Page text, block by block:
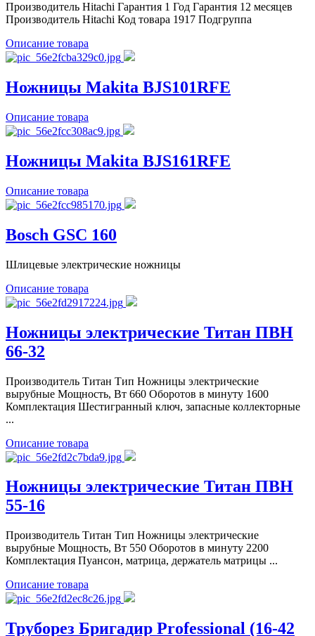
Производитель Hitachi Гарантия 1 Год Гарантия 12 месяцев
Производитель Hitachi Код товара 1917 Подгруппа
Описание товара
Ножницы Makita BJS101RFE
Описание товара
Ножницы Makita BJS161RFE
Описание товара
Bosch GSC 160
Шлицевые электрические ножницы
Описание товара
Ножницы электрические Титан ПВН
66-32
Производитель Титан Тип Ножницы электрические
вырубные Мощность, Вт 660 Оборотов в минуту 1600
Комплектация Шестигранный ключ, запасные коллекторные
...
Описание товара
Ножницы электрические Титан ПВН
55-16
Производитель Титан Тип Ножницы электрические
вырубные Мощность, Вт 550 Оборотов в минуту 2200
Комплектация Пуансон, матрица, держатель матрицы ...
Описание товара
Труборез Бригадир Professional (16-42